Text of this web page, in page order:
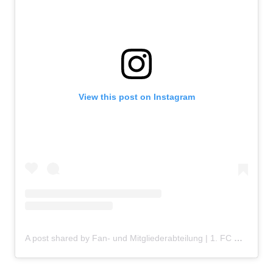
View this post on Instagram
A post shared by Fan- und Mitgliederabteilung | 1. FC Union Berlin e.V. (@fcu_fuma)